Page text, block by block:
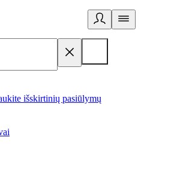
išskirtinių pasiūlymų